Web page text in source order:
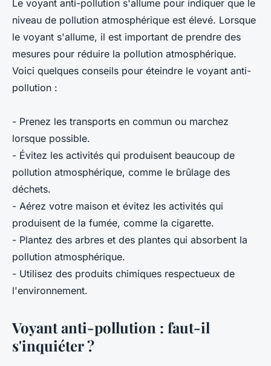
Le voyant anti-pollution s'allume pour indiquer que le
niveau de pollution atmosphérique est élevé. Lorsque
le voyant s'allume, il est important de prendre des
mesures pour réduire la pollution atmosphérique.
Voici quelques conseils pour éteindre le voyant anti-
pollution :
- Prenez les transports en commun ou marchez
lorsque possible.
- Évitez les activités qui produisent beaucoup de
pollution atmosphérique, comme le brûlage des
déchets.
- Aérez votre maison et évitez les activités qui
produisent de la fumée, comme la cigarette.
- Plantez des arbres et des plantes qui absorbent la
pollution atmosphérique.
- Utilisez des produits chimiques respectueux de
l'environnement.
Voyant anti-pollution : faut-il
s'inquiéter ?